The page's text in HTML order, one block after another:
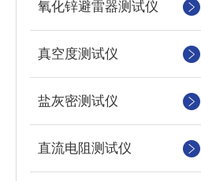
氧化锌避雷器测试仪
真空度测试仪
盐灰密测试仪
直流电阻测试仪